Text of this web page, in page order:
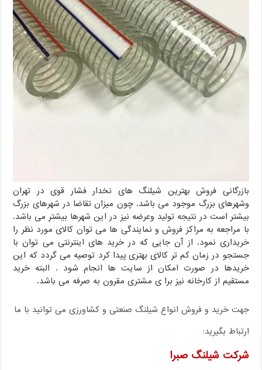
بازرگانی فروش بهترین شیلنگ های نخدار فشار قوی در تهران
وشهرهای بزرگ موجود می باشد. چون میزان تقاضا در شهرهای بزرگ
بیشتر است در نتیجه تولید وعرضه نیز در این شهرها بیشتر می باشد.
با مراجعه به مراکز فروش و نمایندگی ها می توان کالای مورد نظر را
خریداری نمود. از آن جایی که در خرید های اینترنتی می توان با
جستجو در زمان کم تر کالای بهتری پیدا کرد توصیه می گردد که این
خریدها در صورت امکان از سایت ها انجام شود . البته خرید
مستقیم از کارخانه نیز برا ی مشتری مقرون به صرفه می باشد.
جهت خرید و فروش انواع شیلنگ صنعتی و کشاورزی می توانید با ما
ارتباط بگیرید:
شرکت شیلنگ صبرا